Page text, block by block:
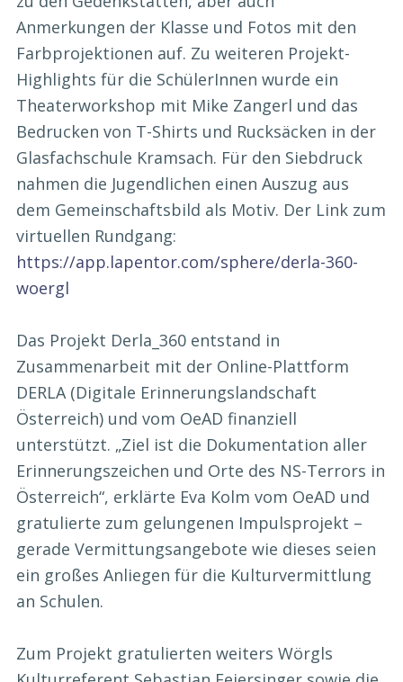
Anmerkungen der Klasse und Fotos mit den
Farbprojektionen auf. Zu weiteren Projekt-
Highlights für die SchülerInnen wurde ein
Theaterworkshop mit Mike Zangerl und das
Bedrucken von T-Shirts und Rucksäcken in der
Glasfachschule Kramsach. Für den Siebdruck
nahmen die Jugendlichen einen Auszug aus
dem Gemeinschaftsbild als Motiv. Der Link zum
virtuellen Rundgang:
https://app.lapentor.com/sphere/derla-360-
woergl
Das Projekt Derla_360 entstand in
Zusammenarbeit mit der Online-Plattform
DERLA (Digitale Erinnerungslandschaft
Österreich) und vom OeAD finanziell
unterstützt. „Ziel ist die Dokumentation aller
Erinnerungszeichen und Orte des NS-Terrors in
Österreich“, erklärte Eva Kolm vom OeAD und
gratulierte zum gelungenen Impulsprojekt –
gerade Vermittungsangebote wie dieses seien
ein großes Anliegen für die Kulturvermittlung
an Schulen.
Zum Projekt gratulierten weiters Wörgls